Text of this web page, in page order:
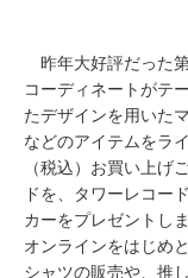
昨年大好評だった
コーディネートがテ
たデザインを用いた
などのアイテムをラ
（税込）お買い上げ
ドを、タワーレコー
カーをプレゼントし
オンラインをはじめ
シャツの販売や、推